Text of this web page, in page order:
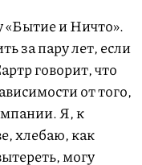
и Ничто».
за пару лет, если
говорит, что
от того,
Я, к
хлебаю, как
могу